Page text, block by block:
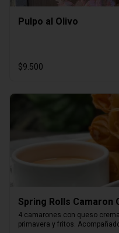
Pulpo al Olivo
$9.500
Spring Rolls Camaron
4 camarones con queso
primavera y fritos.